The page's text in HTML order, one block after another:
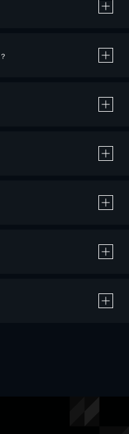
済による作品の購入 / レンタルです。